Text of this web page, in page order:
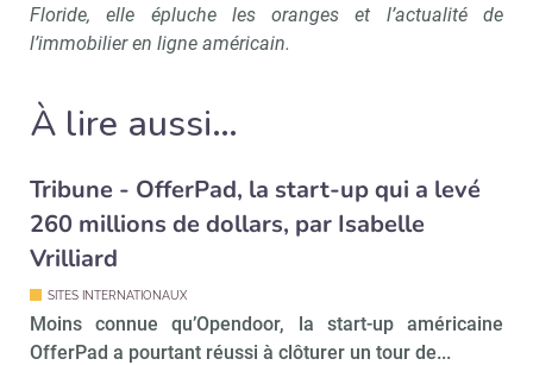
Floride, elle épluche les oranges et l’actualité de
l’immobilier en ligne américain.
À lire aussi…
Tribune - OfferPad, la start-up qui a levé
260 millions de dollars, par Isabelle
Vrilliard
SITES INTERNATIONAUX
Moins connue qu’Opendoor, la start-up américaine
OfferPad a pourtant réussi à clôturer un tour de...
Non merci, je reçois déjà